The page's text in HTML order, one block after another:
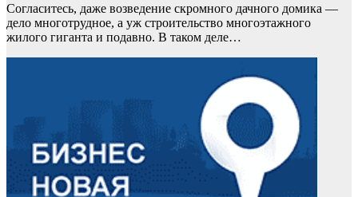
Согласитесь, даже возведение скромного дачного домика —
дело многотрудное, а уж строительство многоэтажного
жилого гиганта и подавно. В таком деле…